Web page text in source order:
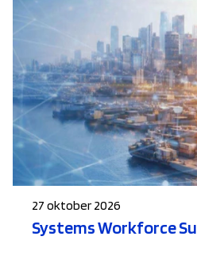
27 oktober 2026
Systems Workforce